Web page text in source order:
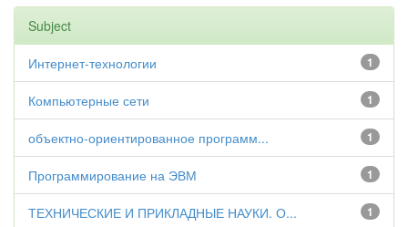
Subject
1
Интернет-технологии
1
Компьютерные сети
1
объектно-ориентированное программ...
1
Программирование на ЭВМ
1
ТЕХНИЧЕСКИЕ И ПРИКЛАДНЫЕ НАУКИ. О...